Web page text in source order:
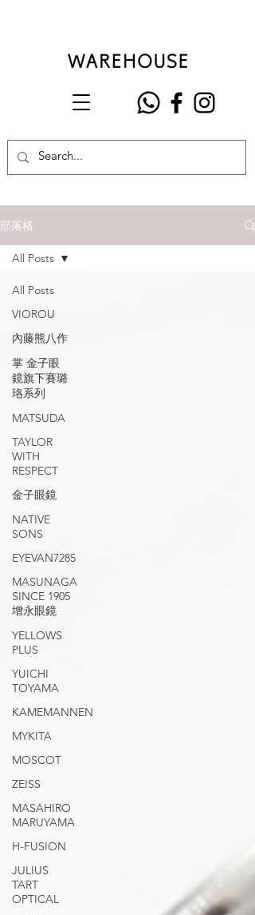
部落格
All Posts
VIOROU
內藤熊八作
掌 金子眼
鏡旗下賽璐
珞系列
MATSUDA
TAYLOR
WITH
RESPECT
金子眼鏡
NATIVE
SONS
EYEVAN7285
MASUNAGA
SINCE 1905
增永眼鏡
YELLOWS
PLUS
YUICHI
TOYAMA
KAMEMANNEN
MYKITA
MOSCOT
ZEISS
MASAHIRO
MARUYAMA
H-FUSION
JULIUS
TART
OPTICAL
All Posts